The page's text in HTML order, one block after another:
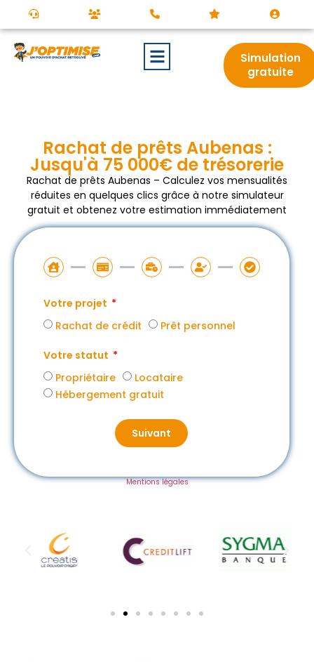
Simulation
gratuite
Rachat de prêts Aubenas :
Jusqu'à 75 000€ de trésorerie
Rachat de prêts Aubenas – Calculez vos mensualités
réduites en quelques clics grâce à notre simulateur
gratuit et obtenez votre estimation immédiatement
Votre projet
Rachat de crédit
Prêt personnel
Votre statut
Propriétaire
Locataire
Hébergement gratuit
Suivant
Mentions légales